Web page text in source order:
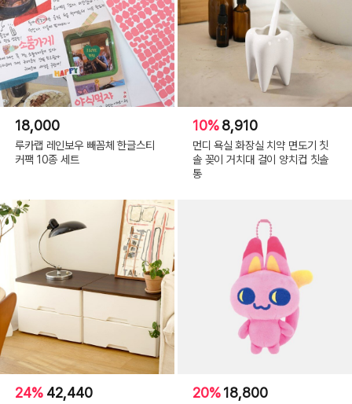
보리스
(C) 10X10.INC 2023(or COPYRIGHT(C) 2023 ALL RIGHTS RESERVED BY
10X10 INC)
18,000
루카랩 레인보우 빼꼼체 한글스티
커팩 10종 세트
10%8,910
먼디 욕실 화장실 치약 면도기 칫
솔 꽂이 거치대 걸이 양치컵 칫솔
통
24% 42,440 20%18,800